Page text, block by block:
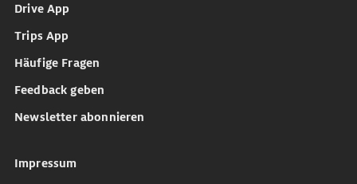
Drive App
Trips App
Häufige Fragen
Feedback geben
Newsletter abonnieren
Impressum